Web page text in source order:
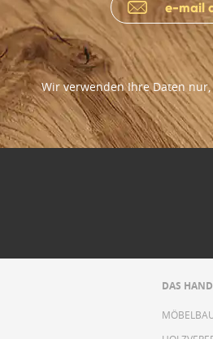
Wir verwenden Ihre Daten
DAS